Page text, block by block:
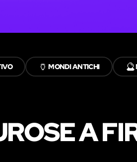
🏺MONDI ANTICHI 🔮
A